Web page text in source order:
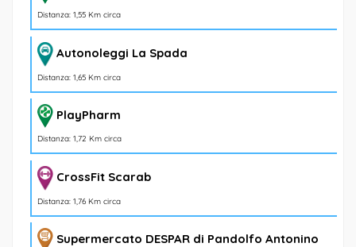
Distanza: 1,55 Km circa
Autonoleggi La Spada
Distanza: 1,65 Km circa
PlayPharm
Distanza: 1,72 Km circa
CrossFit Scarab
Distanza: 1,76 Km circa
Supermercato DESPAR di Pandolfo Antonino